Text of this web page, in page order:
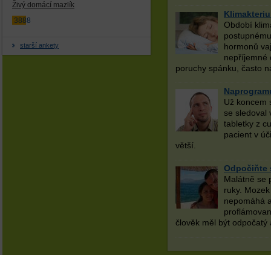
Živý domácí mazlík
3888
starší ankety
Období
hormonů
nepříjemné
poruchy spánku, často
Už koncem
se sledoval
tabletky z
pacient v
větší.
Odpočiňte
Malátně se
ruky.
nepomáhá
člověk měl být odpočatý